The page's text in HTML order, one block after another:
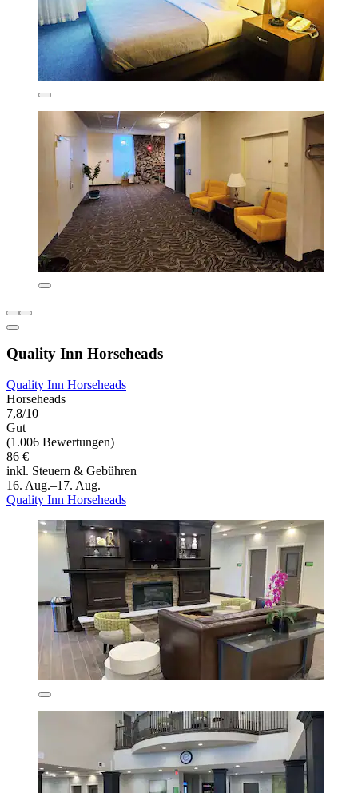
Quality Inn Horseheads
Quality Inn Horseheads
Horseheads
7,8/10
Gut
(1.006 Bewertungen)
86 €
inkl. Steuern & Gebühren
16. Aug.–17. Aug.
Quality Inn Horseheads